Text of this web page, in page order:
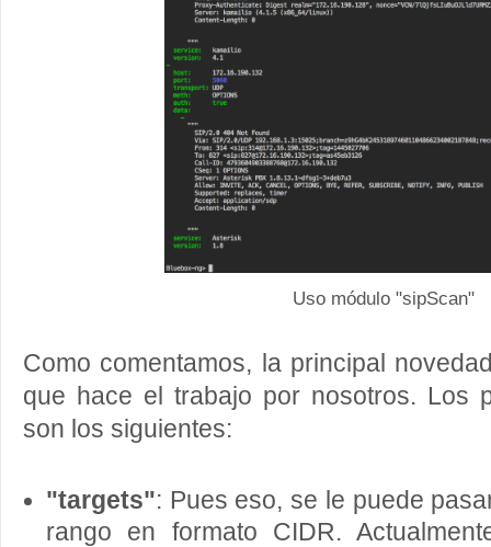
Uso módulo "sipScan"
Como comentamos, la principal
que hace el trabajo por nosotros. Los
son los siguientes:
"targets": Pues eso, se le puede
rango en formato CIDR.